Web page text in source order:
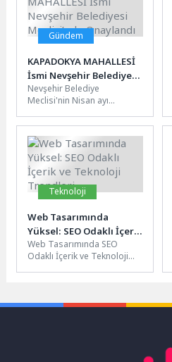
Gündem
KAPADOKYA MAHALLESİ
İsmi Nevşehir Belediyesi
Meclisi’nde Onaylandı
Nevşehir Belediye
Meclisi'nin Nisan ayı
Raşitbey Mahallesi'nin
isminin “Kapadokya
Mahallesi” olarak
değiştirilmesine...
Teknoloji
Web Tasarımında
Yüksel: SEO Odaklı İçerik
ve Teknoloji Trendleri
Web Tasarımında SEO
Odaklı İçerik ve Teknoloji